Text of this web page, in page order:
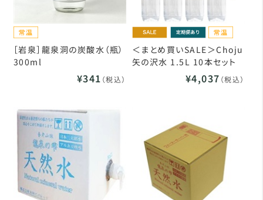
［岩泉］龍泉洞の炭酸水（瓶）
300ml
¥341 （税込）
＜まとめ買いSALE＞Choju
矢の沢水 1.5L 10本セット
¥4,037 （税込）